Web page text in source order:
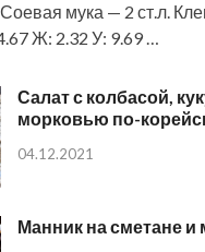
мука — 2 ст.л.
Ж: 2.32 У: 9.69 …
Салат с колбасой,
морковью по-
04.12.2021
Манник на сметане и